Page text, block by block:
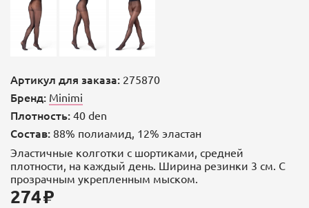
Артикул для заказа: 275870
Бренд: Minimi
Плотность: 40 den
Состав: 88% полиамид, 12% эластан
Эластичные колготки с шортиками, средней
плотности, на каждый день. Ширина резинки 3 см. С
прозрачным укрепленным мыском.
274